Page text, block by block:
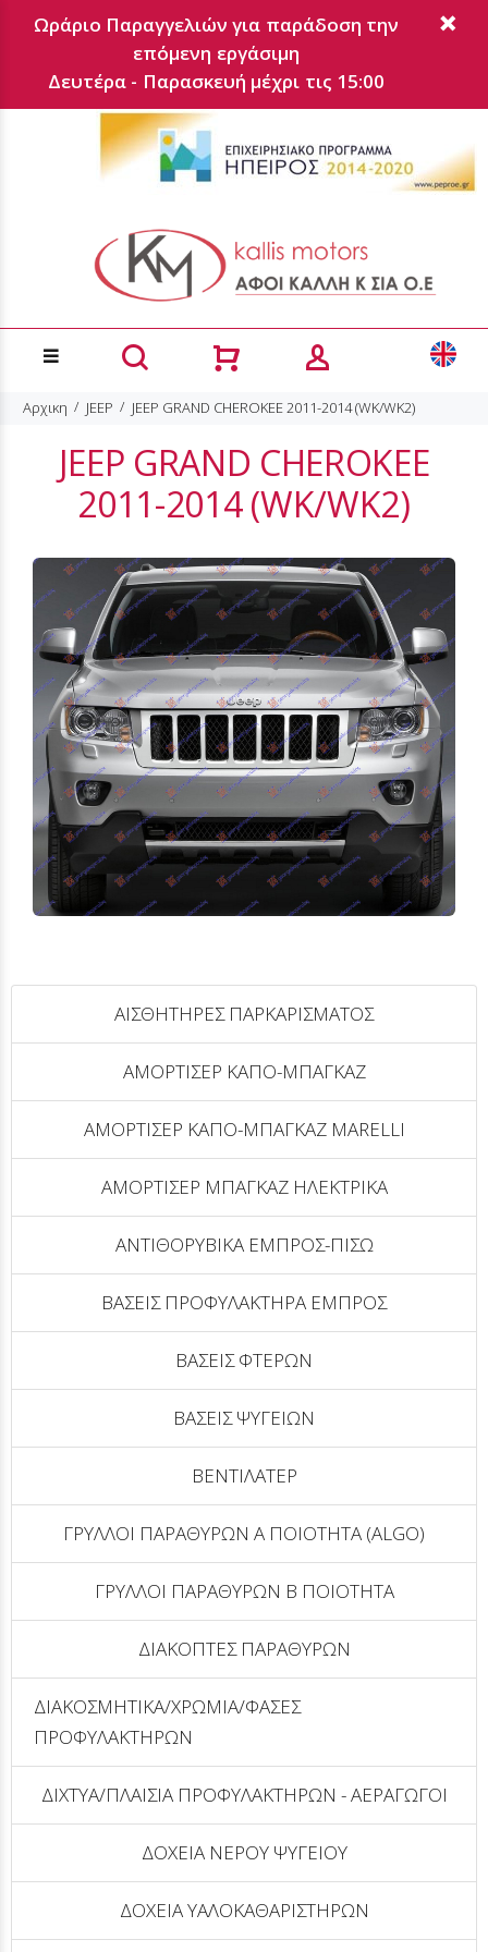
Ωράριο Παραγγελιών για παράδοση την
επόμενη εργάσιμη
Δευτέρα - Παρασκευή μέχρι τις 15:00
Αρχικη JEEP JEEP GRAND CHEROKEE 2011-2014 (WK/WK2)
JEEP GRAND CHEROKEE
2011-2014 (WK/WK2)
ΑΙΣΘΗΤΗΡΕΣ ΠΑΡΚΑΡΙΣΜΑΤΟΣ
ΑΜΟΡΤΙΣΕΡ ΚΑΠΟ-ΜΠΑΓΚΑΖ
ΑΜΟΡΤΙΣΕΡ ΚΑΠΟ-ΜΠΑΓΚΑΖ MARELLI
ΑΜΟΡΤΙΣΕΡ ΜΠΑΓΚΑΖ ΗΛΕΚΤΡΙΚΑ
ΑΝΤΙΘΟΡΥΒΙΚΑ ΕΜΠΡΟΣ-ΠΙΣΩ
ΒΑΣΕΙΣ ΠΡΟΦΥΛΑΚΤΗΡΑ ΕΜΠΡΟΣ
ΒΑΣΕΙΣ ΦΤΕΡΩΝ
ΒΑΣΕΙΣ ΨΥΓΕΙΩΝ
ΒΕΝΤΙΛΑΤΕΡ
ΓΡΥΛΛΟΙ ΠΑΡΑΘΥΡΩΝ Α ΠΟΙΟΤΗΤΑ (ALGO)
ΓΡΥΛΛΟΙ ΠΑΡΑΘΥΡΩΝ Β ΠΟΙΟΤΗΤΑ
ΔΙΑΚΟΠΤΕΣ ΠΑΡΑΘΥΡΩΝ
ΔΙΑΚΟΣΜΗΤΙΚΑ/ΧΡΩΜΙΑ/ΦΑΣΕΣ
ΠΡΟΦΥΛΑΚΤΗΡΩΝ
ΔΙΧΤYΑ/ΠΛΑΙΣΙΑ ΠΡΟΦΥΛΑΚΤΗΡΩΝ - ΑΕΡΑΓΩΓΟΙ
ΔΟΧΕΙΑ ΝΕΡΟΥ ΨΥΓΕΙΟΥ
ΔΟΧΕΙΑ ΥΑΛΟΚΑΘΑΡΙΣΤΗΡΩΝ